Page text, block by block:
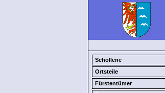
Schollene
Ortsteile
Fürstentümer